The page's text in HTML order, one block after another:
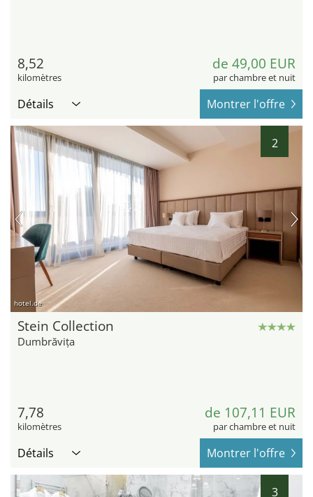
8,52
kilomètres
de 49,00 EUR
par chambre et nuit
Détails Montrer l'offre
2
hotel.de
Stein Collection
Dumbrăvița
7,78
kilomètres
de 107,11 EUR
par chambre et nuit
Détails Montrer l'offre
3